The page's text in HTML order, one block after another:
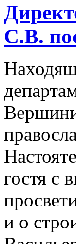
С.В.
гостя с
и о